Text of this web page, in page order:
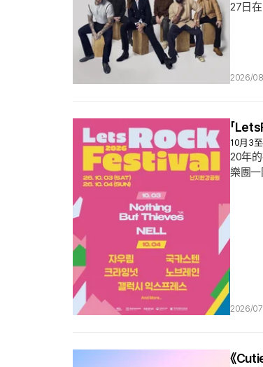
27日在
2026/
「
10月3
20年
樂團一
2026/
《